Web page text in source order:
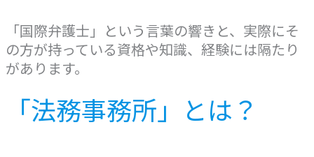
「国際弁護士」という言葉の響きと、実際にそ
の方が持っている資格や知識、経験には隔たり
があります。
「法務事務所」とは？